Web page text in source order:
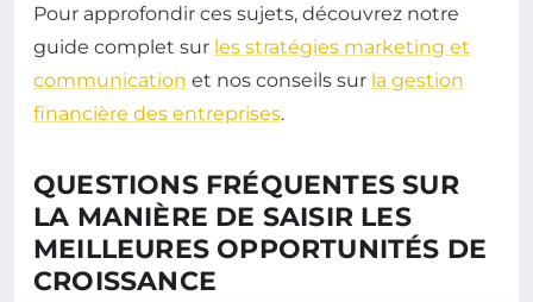
Pour approfondir ces sujets, découvrez notre
guide complet sur les stratégies marketing et
communication et nos conseils sur la gestion
financière des entreprises.
QUESTIONS FRÉQUENTES SUR
LA MANIÈRE DE SAISIR LES
MEILLEURES OPPORTUNITÉS DE
CROISSANCE